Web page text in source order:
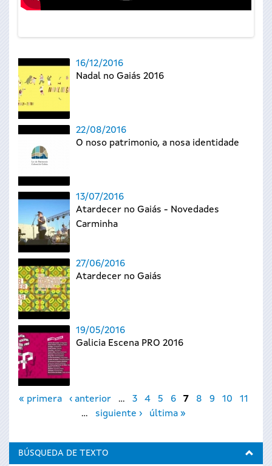
16/12/2016
Nadal no Gaiás 2016
22/08/2016
O noso patrimonio, a nosa identidade
13/07/2016
Atardecer no Gaiás - Novedades
Carminha
27/06/2016
Atardecer no Gaiás
19/05/2016
Galicia Escena PRO 2016
Páginas
« primera ‹ anterior … 3 4 5 6 7 8 9 10
11
…
siguiente › última »
BÚSQUEDA DE TEXTO